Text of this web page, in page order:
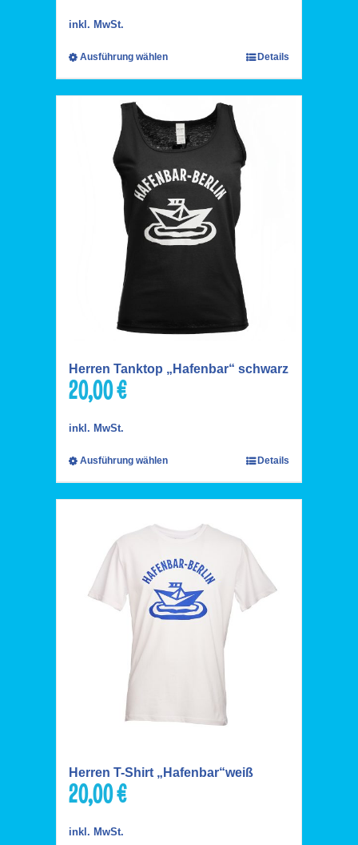
inkl. MwSt.
Ausführung wählen Details
Herren Tanktop „Hafenbar“ schwarz
20,00€
inkl. MwSt.
Ausführung wählen Details
Herren T-Shirt „Hafenbar“weiß
20,00€
inkl. MwSt.